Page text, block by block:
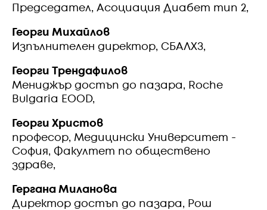
Председател, Асоциация Диабет тип 2,
Георги Михайлов
Изпълнителен директор, СБАЛХЗ,
Георги Трендафилов
Мениджър достъп до пазара, Roche
Bulgaria EOOD,
Георги Христов
професор, Медицински Университет -
София, Факултет по обществено
здраве,
Гергана Миланова
Директор достъп до пазара, Рош